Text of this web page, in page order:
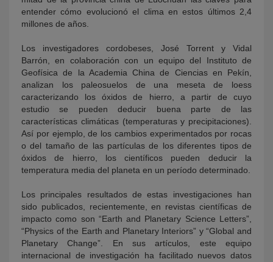
entender cómo evolucionó el clima en estos últimos 2,4
millones de años.
Los investigadores cordobeses, José Torrent y Vidal
Barrón, en colaboración con un equipo del Instituto de
Geofísica de la Academia China de Ciencias en Pekín,
analizan los paleosuelos de una meseta de loess
caracterizando los óxidos de hierro, a partir de cuyo
estudio se pueden deducir buena parte de las
características climáticas (temperaturas y precipitaciones).
Así por ejemplo, de los cambios experimentados por rocas
o del tamaño de las partículas de los diferentes tipos de
óxidos de hierro, los científicos pueden deducir la
temperatura media del planeta en un período determinado.
Los principales resultados de estas investigaciones han
sido publicados, recientemente, en revistas científicas de
impacto como son “Earth and Planetary Science Letters”,
“Physics of the Earth and Planetary Interiors” y “Global and
Planetary Change”. En sus artículos, este equipo
internacional de investigación ha facilitado nuevos datos